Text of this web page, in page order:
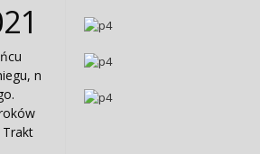
n
Trakt